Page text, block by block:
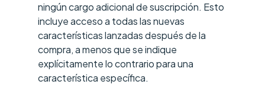
ningún cargo adicional de suscripción. Esto
incluye acceso a todas las nuevas
características lanzadas después de la
compra, a menos que se indique
explícitamente lo contrario para una
característica específica.